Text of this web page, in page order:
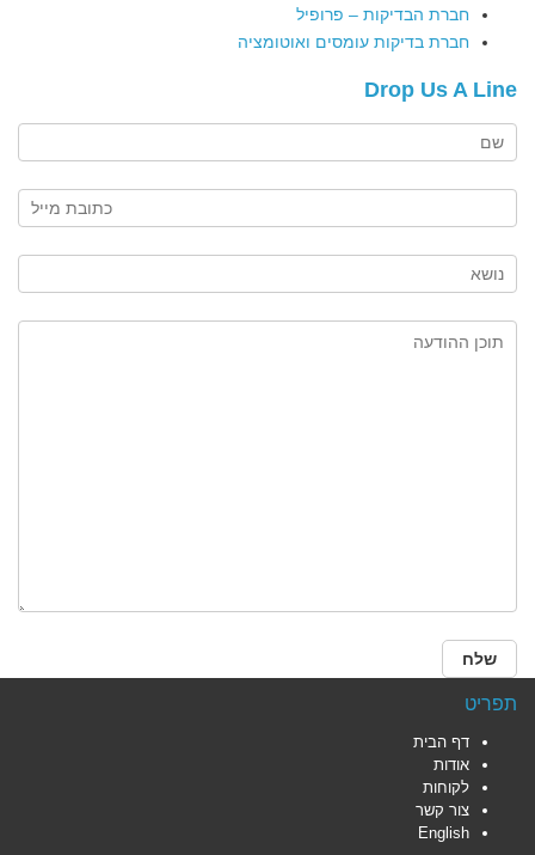
חברת הבדיקות – פרופיל
חברת בדיקות עומסים ואוטומציה
Drop Us A Line
תפריט
דף הבית
אודות
לקוחות
צור קשר
English